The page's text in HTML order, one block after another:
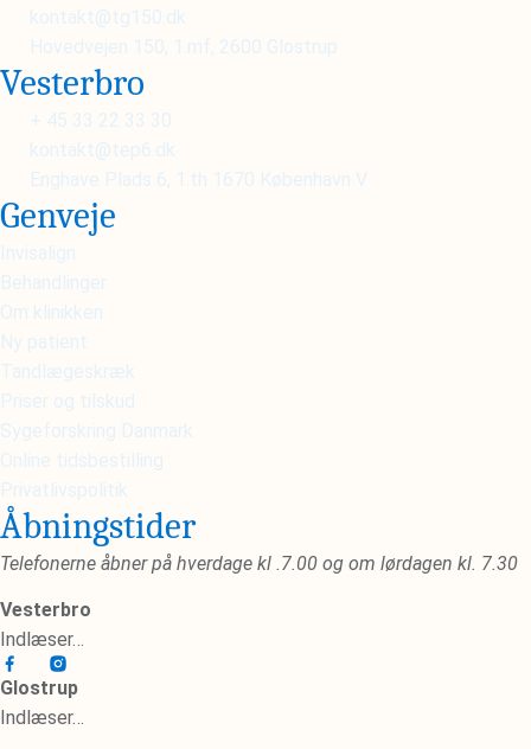
kontakt@tg150.dk
Hovedvejen 150, 1.mf, 2600 Glostrup
Vesterbro
+ 45 33 22 33 30
kontakt@tep6.dk
Enghave Plads 6, 1.th 1670 København V
Genveje
Invisalign
Behandlinger
Om klinikken
Ny patient
Tandlægeskræk
Priser og tilskud
Sygeforskring Danmark
Online tidsbestilling
Privatlivspolitik
Åbningstider
Telefonerne åbner på hverdage kl .7.00 og om lørdagen kl. 7.30
Vesterbro
Indlæser…
Glostrup
Indlæser…